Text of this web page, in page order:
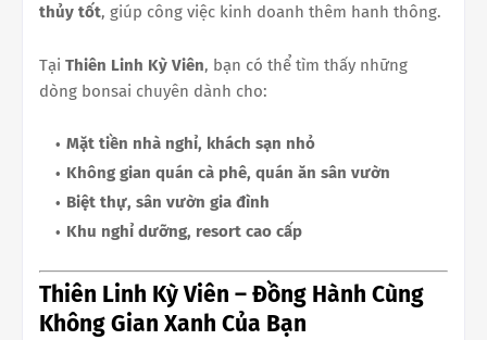
thủy tốt, giúp công việc kinh doanh thêm hanh thông.
Tại Thiên Linh Kỳ Viên, bạn có thể tìm thấy những
dòng bonsai chuyên dành cho:
Mặt tiền nhà nghỉ, khách sạn nhỏ
Không gian quán cà phê, quán ăn sân vườn
Biệt thự, sân vườn gia đình
Khu nghỉ dưỡng, resort cao cấp
Thiên Linh Kỳ Viên – Đồng Hành Cùng
Không Gian Xanh Của Bạn